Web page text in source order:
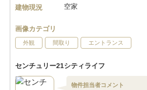
建物現況
空家
画像カテゴリ
外観 間取り エントランス
センチュリー21シティライフ
物件担当者コメント